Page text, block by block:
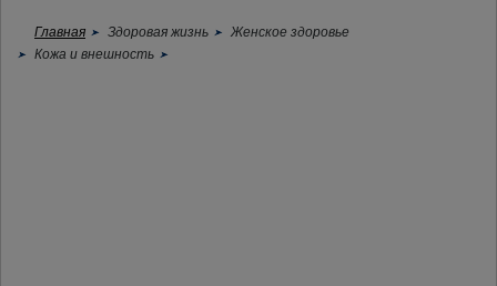
Главная Здоровая жизнь
Женское здоровье
Кожа и внешность